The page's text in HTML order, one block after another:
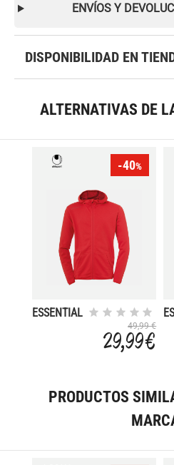
ENVÍOS Y
DISPONIBILIDAD EN
ALTERNATIVAS DE
-40%
ESSENTIAL
49,99 €
29,99 €
PRODUCTOS